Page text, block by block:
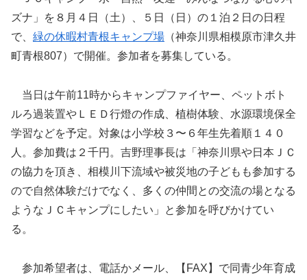
ズナ」を８月４日（土）、５日（日）の１泊２日の日程
で、 緑の休暇村青根キャンプ場 （神奈川県相模原市津久井
町青根807）で開催。参加者を募集している。
当日は午前11時からキャンプファイヤー、ペットボト
ルろ過装置やＬＥＤ行燈の作成、植樹体験、水源環境保全
学習などを予定。対象は小学校３〜６年生先着順１４０
人。参加費は２千円。吉野理事長は「神奈川県や日本ＪＣ
の協力を頂き、相模川下流域や被災地の子どもも参加する
ので自然体験だけでなく、多くの仲間との交流の場となる
ようなＪＣキャンプにしたい」と参加を呼びかけてい
る。
参加希望者は、電話かメール、【FAX】で同青少年育成